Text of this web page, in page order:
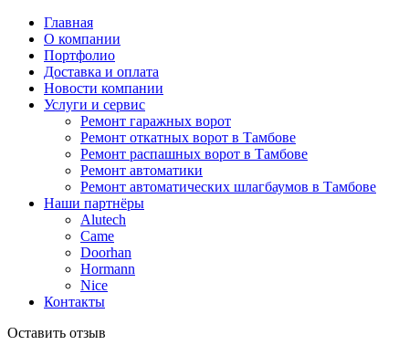
Главная
О компании
Портфолио
Доставка и оплата
Новости компании
Услуги и сервис
Ремонт гаражных ворот
Ремонт откатных ворот в Тамбове
Ремонт распашных ворот в Тамбове
Ремонт автоматики
Ремонт автоматических шлагбаумов в Тамбове
Наши партнёры
Alutech
Came
Doorhan
Hormann
Nice
Контакты
Оставить отзыв